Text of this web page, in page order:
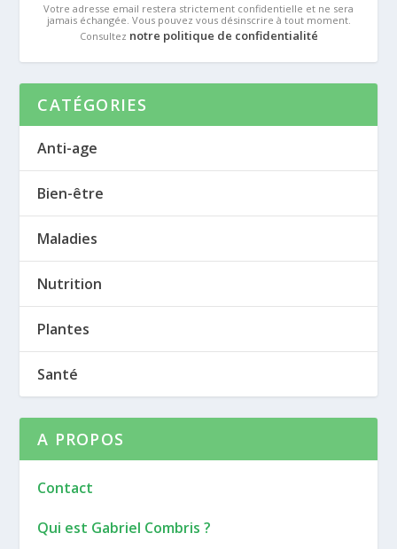
Votre adresse email restera strictement confidentielle et ne sera
jamais échangée. Vous pouvez vous désinscrire à tout moment.
Consultez notre politique de confidentialité
CATÉGORIES
Anti-age
Bien-être
Maladies
Nutrition
Plantes
Santé
A PROPOS
Contact
Qui est Gabriel Combris ?